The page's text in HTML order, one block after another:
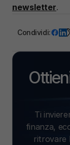
newsletter.
Condividi:
Ti
finanza,
ritrovare